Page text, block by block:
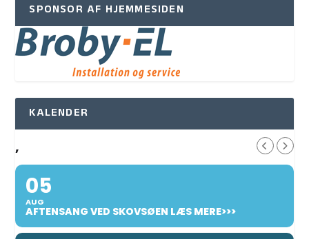
SPONSOR AF HJEMMESIDEN
KALENDER
,
05
AUG
AFTENSANG VED SKOVSØEN LÆS MERE>>>